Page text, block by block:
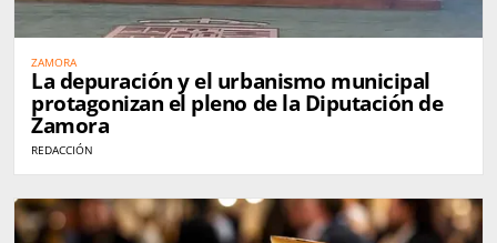
ZAMORA
La depuración y el urbanismo municipal
protagonizan el pleno de la Diputación de
Zamora
REDACCIÓN